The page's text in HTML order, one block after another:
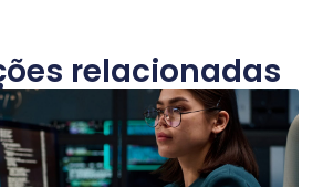
relacionadas